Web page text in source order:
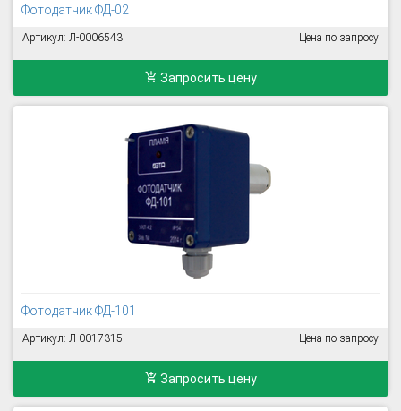
Фотодатчик ФД-02
Артикул: Л-0006543 Цена по запросу
Запросить цену
Фотодатчик ФД-101
Артикул: Л-0017315 Цена по запросу
Запросить цену